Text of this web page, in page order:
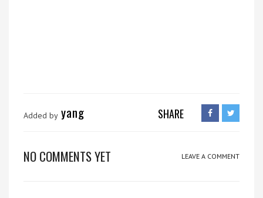
Added by yang SHARE
NO COMMENTS YET LEAVE A COMMENT